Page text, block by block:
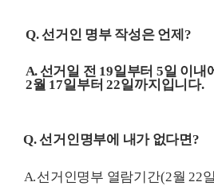
Q.선거인 명부 작성은 언제 ?
A.선거일 전 19일부터 5일 이내
2월 17일부터22일까지입니다.
Q.선거인명부에 내가 없다면?
A.선거인명부 열람기간(2월22